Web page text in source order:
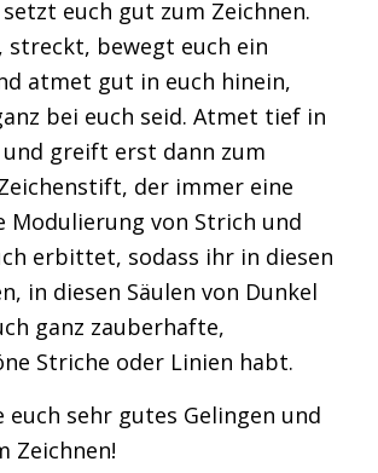
euch gut zum Zeichnen.
streckt, bewegt euch ein
atmet gut in euch hinein,
bei euch seid. Atmet tief in
greift erst dann zum
der immer eine
Modulierung von Strich und
erbittet, sodass ihr in diesen
in diesen Säulen von Dunkel
ganz zauberhafte,
Striche oder Linien habt.
euch sehr gutes Gelingen und
Zeichnen!